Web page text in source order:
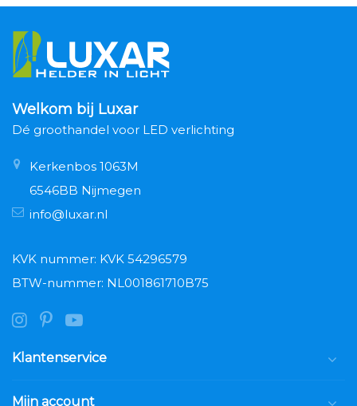
Welkom bij Luxar
Dé groothandel voor LED verlichting
Kerkenbos 1063M
6546BB Nijmegen
info@luxar.nl
KVK nummer: KVK 54296579
BTW-nummer: NL001861710B75
Klantenservice
Mijn account